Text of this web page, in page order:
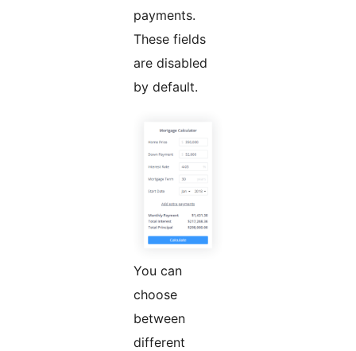
payments.
These fields
are disabled
by default.
You can
choose
between
different